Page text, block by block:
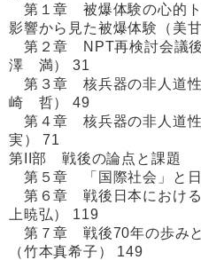
第１章 被爆体験の心的
影響から見た被爆体験（美
第２章 NPT再検討会議後
澤 満） 31
第３章 核兵器の非人道性
崎 哲） 49
第４章 核兵器の非人道性
実） 71
第II部 戦後の論点と課題
第５章 「国際社会」と
第６章 戦後日本における
上暁弘） 119
第７章 戦後70年の歩み
（竹本真希子） 149